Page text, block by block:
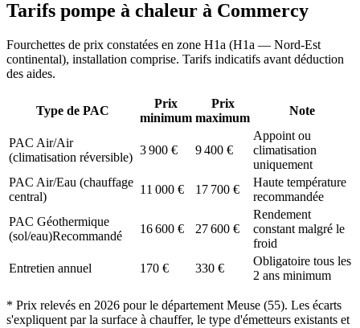
Tarifs pompe à chaleur à Commercy
Fourchettes de prix constatées en zone H1a (H1a — Nord-Est
continental), installation comprise. Tarifs indicatifs avant déduction
des aides.
Type de PAC
Prix
minimum
Prix
maximum
Note
PAC Air/Air
(climatisation réversible)
3 900 € 9 400 €
Appoint ou
climatisation
uniquement
PAC Air/Eau (chauffage
central)
11 000 € 17 700 €
Haute température
recommandée
PAC Géothermique
(sol/eau)Recommandé
16 600 € 27 600 €
Rendement
constant malgré le
froid
Entretien annuel
170 € 330 €
Obligatoire tous les
2 ans minimum
* Prix relevés en 2026 pour le département Meuse (55). Les écarts
s'expliquent par la surface à chauffer, le type d'émetteurs existants et